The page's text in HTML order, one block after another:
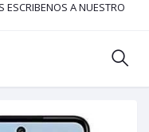
ESCRIBENOS A NUESTRO